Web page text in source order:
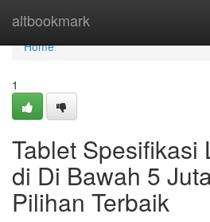
altbookmark
Home
Home
1
Tablet Spesifikasi
di Di Bawah 5
Pilihan Terbaik